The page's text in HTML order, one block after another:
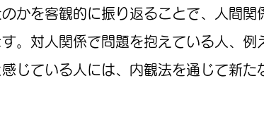
かを客観的に振り返ることで、人間関
。対人関係で問題を抱えている人、例
じている人には、内観法を通じて新た